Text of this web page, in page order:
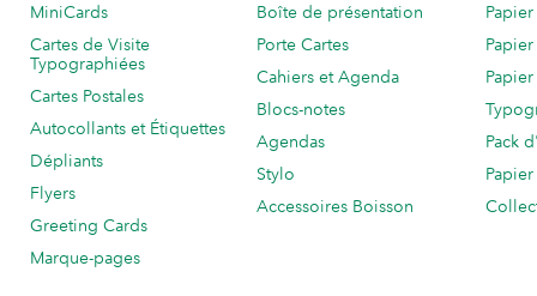
MiniCards
Cartes de Visite
Typographiées
Cartes Postales
Autocollants et Étiquettes
Dépliants
Flyers
Greeting Cards
Marque-pages
Boîte de présentation
Porte Cartes
Cahiers et Agenda
Blocs-notes
Agendas
Stylo
Accessoires Boisson
Pack